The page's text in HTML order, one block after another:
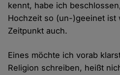
kennt, habe ich
Hochzeit so (un-)geeinet ist
Zeitpunkt auch.
Eines möchte ich vorab
Religion schreiben, heißt